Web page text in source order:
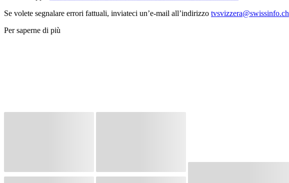
Se volete segnalare errori fattuali, inviateci un’e-mail all’indirizzo tvsvizzera@swissinfo.ch
Per saperne di più